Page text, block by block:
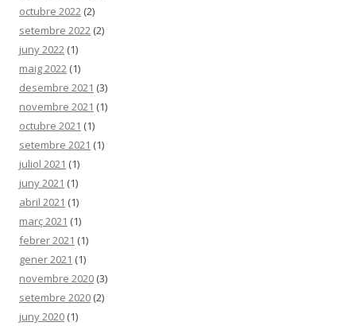
octubre 2022 (2)
setembre 2022 (2)
juny 2022 (1)
maig 2022 (1)
desembre 2021 (3)
novembre 2021 (1)
octubre 2021 (1)
setembre 2021 (1)
juliol 2021 (1)
juny 2021 (1)
abril 2021 (1)
març 2021 (1)
febrer 2021 (1)
gener 2021 (1)
novembre 2020 (3)
setembre 2020 (2)
juny 2020 (1)